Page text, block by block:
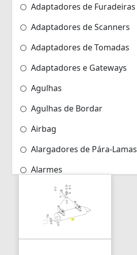
Adaptadores de Furadeiras
Adaptadores de Scanners
Adaptadores de Tomadas
Adaptadores e Gateways
Agulhas
Agulhas de Bordar
Airbag
Alargadores de Pára-Lamas
Alarmes
Alarmes para Motos
Algemas